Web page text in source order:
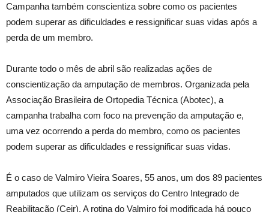
Campanha também conscientiza sobre como os pacientes
podem superar as dificuldades e ressignificar suas vidas após a
perda de um membro.
Durante todo o mês de abril são realizadas ações de
conscientização da amputação de membros. Organizada pela
Associação Brasileira de Ortopedia Técnica (Abotec), a
campanha trabalha com foco na prevenção da amputação e,
uma vez ocorrendo a perda do membro, como os pacientes
podem superar as dificuldades e ressignificar suas vidas.
É o caso de Valmiro Vieira Soares, 55 anos, um dos 89 pacientes
amputados que utilizam os serviços do Centro Integrado de
Reabilitação (Ceir). A rotina do Valmiro foi modificada há pouco